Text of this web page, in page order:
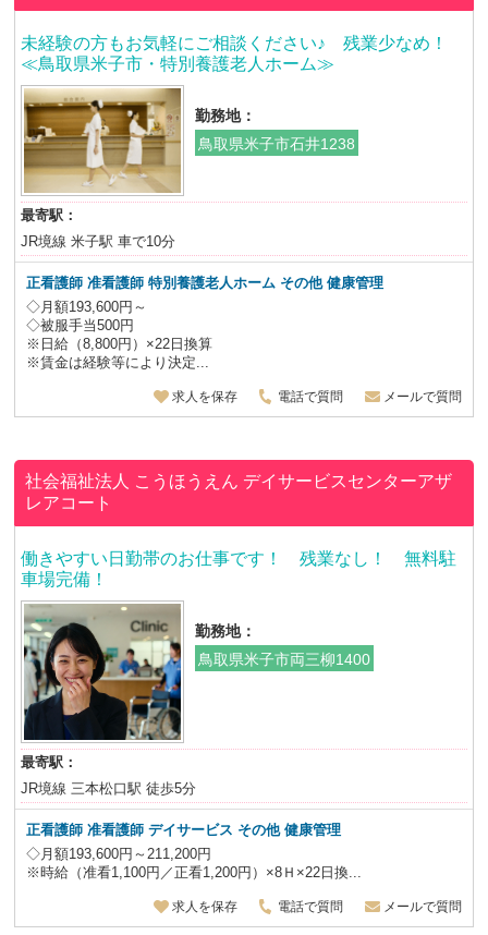
未経験の方もお気軽にご相談ください♪ 残業少なめ！
≪鳥取県米子市・特別養護老人ホーム≫
勤務地：
鳥取県米子市石井1238
最寄駅：
JR境線 米子駅 車で10分
正看護師 准看護師特別養護老人ホーム その他 健康管理
◇月額193,600円～
◇被服手当500円
※日給（8,800円）×22日換算
※賃金は経験等により決定...
求人を保存 電話で質問 メールで質問
社会福祉法人 こうほうえん デイサービスセンターアザ
レアコート
働きやすい日勤帯のお仕事です！ 残業なし！ 無料駐
車場完備！
勤務地：
鳥取県米子市両三柳1400
最寄駅：
JR境線 三本松口駅 徒歩5分
正看護師 准看護師 デイサービス その他 健康管理
◇月額193,600円～211,200円
※時給（准看1,100円／正看1,200円）×8Ｈ×22日換...
求人を保存 電話で質問 メールで質問